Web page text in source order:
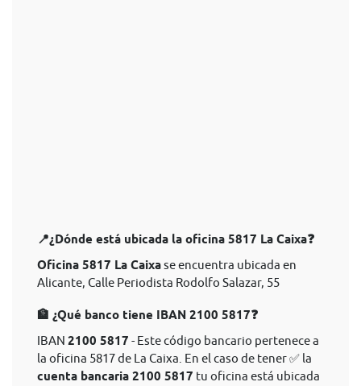
📍¿Dónde está ubicada la oficina 5817 La Caixa❓
Oficina 5817 La Caixase encuentra ubicada en
Alicante, Calle Periodista Rodolfo Salazar, 55
🏦 ¿Qué banco tiene IBAN 2100 5817❓
IBAN 2100 5817 - Este código bancario pertenece a
la oficina 5817 de La Caixa. En el caso de tener ✅ la
cuenta bancaria 2100 5817 tu oficina está ubicada